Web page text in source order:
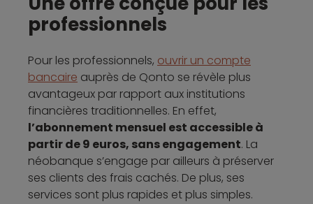
professionnels
Pour les professionnels, ouvrir un compte
bancaire auprès de Qonto se révèle plus
avantageux par rapport aux institutions
financières traditionnelles. En effet,
l’abonnement mensuel est accessible à
partir de 9 euros, sans engagement. La
néobanque s’engage par ailleurs à préserver
ses clients des frais cachés. De plus, ses
services sont plus rapides et plus simples.